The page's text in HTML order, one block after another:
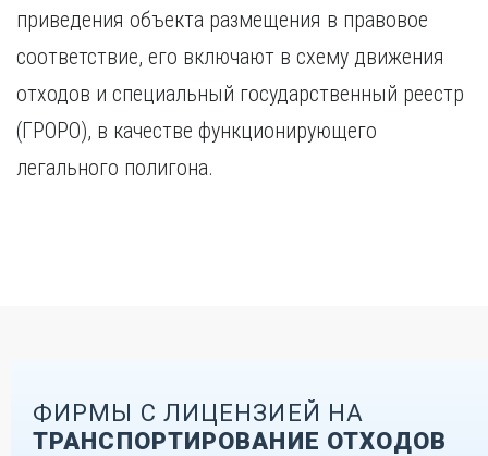
приведения объекта размещения в правовое
соответствие, его включают в схему движения
отходов и специальный государственный реестр
(ГРОРО), в качестве функционирующего
легального полигона.
ФИРМЫ С ЛИЦЕНЗИЕЙ НА
ТРАНСПОРТИРОВАНИЕ ОТХОДОВ